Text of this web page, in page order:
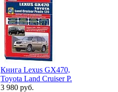
Книга Lexus GX470,
Toyota Land Cruiser P..
3 980 руб.